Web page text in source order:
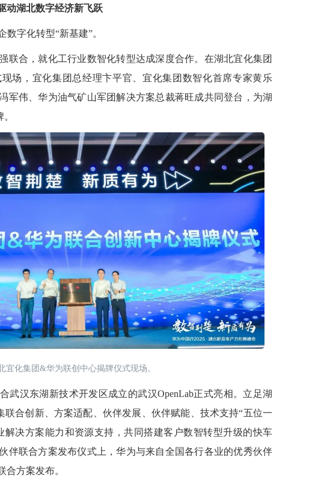
动湖北数字经济新飞跃
数字化转型“新基建”。
合，就化工行业数智化转型达成深度合作。在湖北宜化集团
场，宜化集团总经理卞平官、宜化集团数智化首席专家黄乐
军伟、华为油气矿山军团解决方案总裁蒋旺成共同登台，为湖
宜化集团&华为联创中心揭牌仪式现场。
武汉东湖新技术开发区成立的武汉OpenLab正式亮相。立足湖
联合创新、方案适配、伙伴发展、伙伴赋能、技术支持“五位一
解决方案能力和资源支持，共同搭建客户数智转型升级的快车
伴联合方案发布仪式上，华为与来自全国各行各业的优秀伙伴
合方案发布。